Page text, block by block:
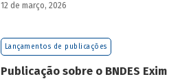
como programas de aceleração têm
desafio.
12 de março, 2026
Lançamentos de publicações
Publicação sobre o BNDES Exim